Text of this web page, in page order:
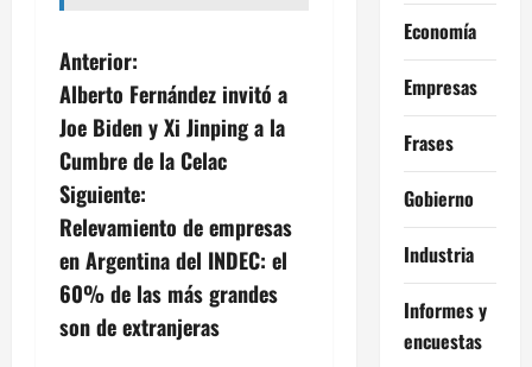
N
a
v
e
g
a
Anterior:
Alberto Fernández invitó a
Joe Biden y Xi Jinping a la
Cumbre de la Celac
Siguiente:
Relevamiento de empresas
en Argentina del INDEC: el
60% de las más grandes
son de extranjeras
Economía
Empresas
Frases
Gobierno
Industria
Informes y
encuestas